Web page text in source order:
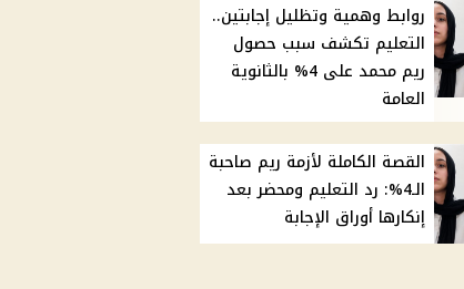
روابط وهمية وتظليل إجابتين..
التعليم تكشف سبب حصول
ريم محمد على 4% بالثانوية
العامة
القصة الكاملة لأزمة ريم صاحبة
الـ4%: رد التعليم ومحضر بعد
إنكارها أوراق الإجابة